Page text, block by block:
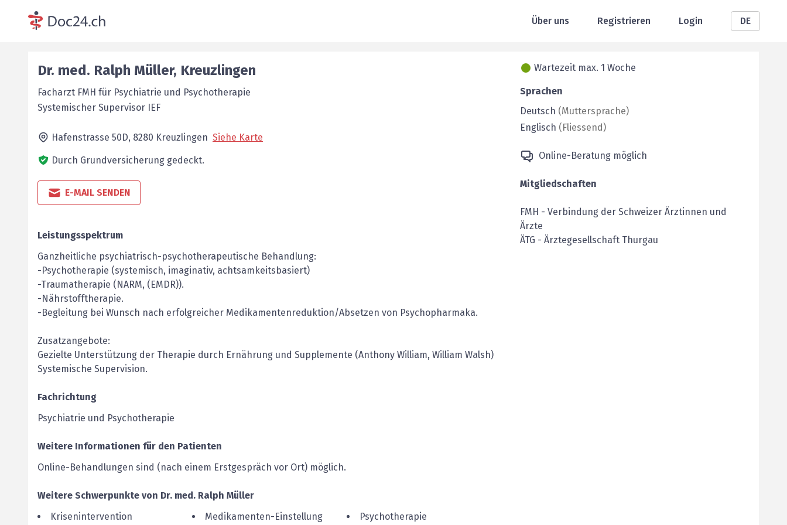
Über uns Registrieren Login DE
Dr. med. Ralph Müller, Kreuzlingen
Facharzt FMH für Psychiatrie und Psychotherapie
Systemischer Supervisor IEF
Hafenstrasse 50D, 8280 Kreuzlingen Siehe Karte
Durch Grundversicherung gedeckt.
E-MAIL SENDEN
Leistungsspektrum
Ganzheitliche psychiatrisch-psychotherapeutische Behandlung:
-Psychotherapie (systemisch, imaginativ, achtsamkeitsbasiert)
-Traumatherapie (NARM, (EMDR)).
-Nährstofftherapie.
-Begleitung bei Wunsch nach erfolgreicher Medikamentenreduktion/Absetzen von Psychopharmaka.
Zusatzangebote:
Gezielte Unterstützung der Therapie durch Ernährung und Supplemente (Anthony William, William Walsh)
Systemische Supervision.
Fachrichtung
Psychiatrie und Psychotherapie
Weitere Informationen für den Patienten
Online-Behandlungen sind (nach einem Erstgespräch vor Ort) möglich.
Weitere Schwerpunkte von Dr. med. Ralph Müller
Krisenintervention
Medikamenten-Einstellung Psychotherapie
Wartezeit max. 1 Woche
Sprachen
Deutsch (Muttersprache)
Englisch (Fliessend)
Online-Beratung möglich
Mitgliedschaften
FMH - Verbindung der Schweizer Ärztinnen und
Ärzte
ÄTG - Ärztegesellschaft Thurgau